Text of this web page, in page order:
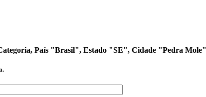
País "Brasil", Estado "SE", Cidade "Pedra Mole"